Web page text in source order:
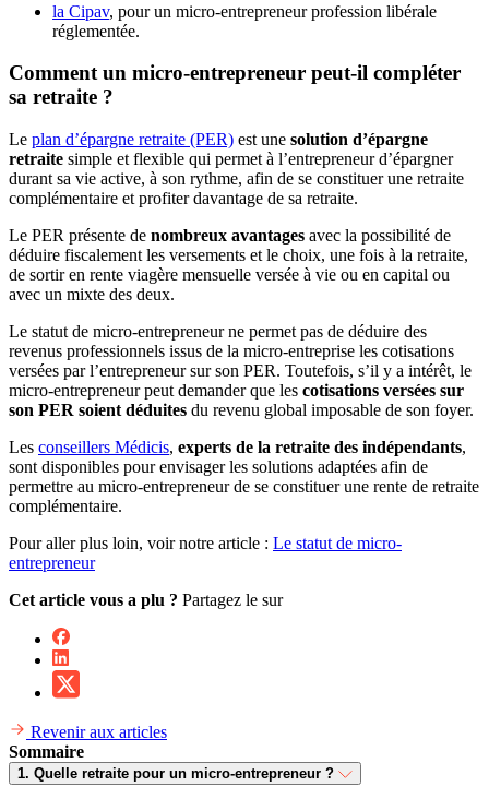
la Cipav, pour un micro-entrepreneur profession libérale
réglementée.
Comment un micro-entrepreneur peut-il compléter
sa retraite ?
Le plan d’épargne retraite (PER) est une solution d’épargne
retraite simple et flexible qui permet à l’entrepreneur d’épargner
durant sa vie active, à son rythme, afin de se constituer une retraite
complémentaire et profiter davantage de sa retraite.
Le PER présente de nombreux avantages avec la possibilité de
déduire fiscalement les versements et le choix, une fois à la retraite,
de sortir en rente viagère mensuelle versée à vie ou en capital ou
avec un mixte des deux.
Le statut de micro-entrepreneur ne permet pas de déduire des
revenus professionnels issus de la micro-entreprise les cotisations
versées par l’entrepreneur sur son PER. Toutefois, s’il y a intérêt, le
micro-entrepreneur peut demander que les cotisations versées sur
son PER soient déduites du revenu global imposable de son foyer.
Les conseillers Médicis, experts de la retraite des indépendants,
sont disponibles pour envisager les solutions adaptées afin de
permettre au micro-entrepreneur de se constituer une rente de retraite
complémentaire.
Pour aller plus loin, voir notre article : Le statut de micro-
entrepreneur
Cet article vous a plu ? Partagez le sur
Revenir aux articles
Sommaire
1. Quelle retraite pour un micro-entrepreneur ?